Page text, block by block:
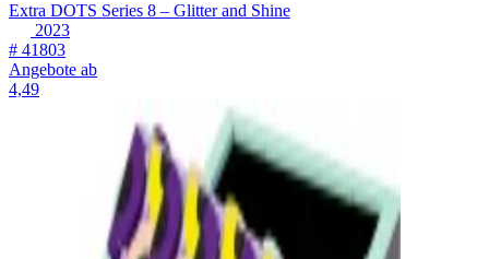
Extra DOTS Series 8 – Glitter and Shine
2023
# 41803
Angebote ab
4,49